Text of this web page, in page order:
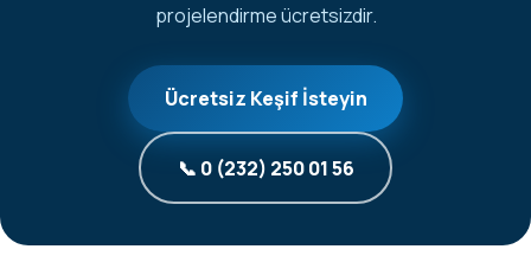
projelendirme ücretsizdir.
Ücretsiz Keşif İsteyin
📞 0 (232) 250 01 56